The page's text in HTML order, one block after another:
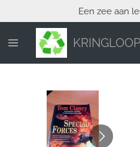
direct
naar
hoofdinhoud
Een zee aan